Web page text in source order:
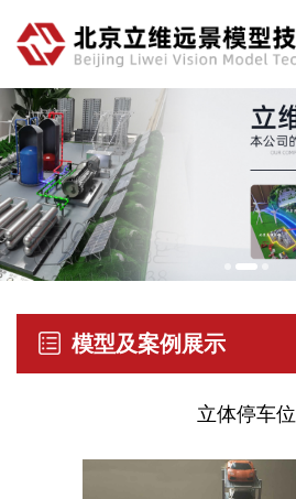
模型及案例展示
立体停车位